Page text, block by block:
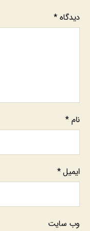
دیدگاه*
نام *
ایمیل*
وب‌ سایت